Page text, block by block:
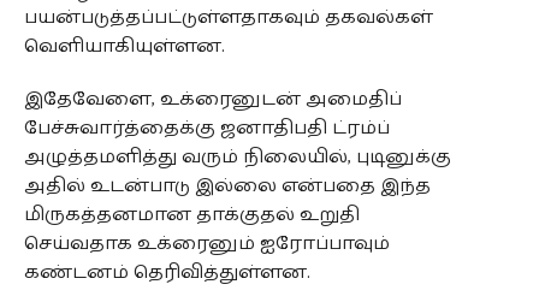
பயன்படுத்தப்பட்டுள்ளதாகவும் தகவல்கள்
வெளியாகியுள்ளன.
இதேவேளை, உக்ரைனுடன் அமைதிப்
பேச்சுவார்த்தைக்கு ஜனாதிபதி ட்ரம்ப்
அழுத்தமளித்து வரும் நிலையில், புடினுக்கு
அதில் உடன்பாடு இல்லை என்பதை இந்த
மிருகத்தனமான தாக்குதல் உறுதி
செய்வதாக உக்ரைனும் ஐரோப்பாவும்
கண்டனம் தெரிவித்துள்ளன.